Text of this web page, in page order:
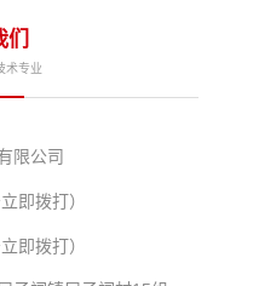
术专业
限公司
即拨打）
即拨打）